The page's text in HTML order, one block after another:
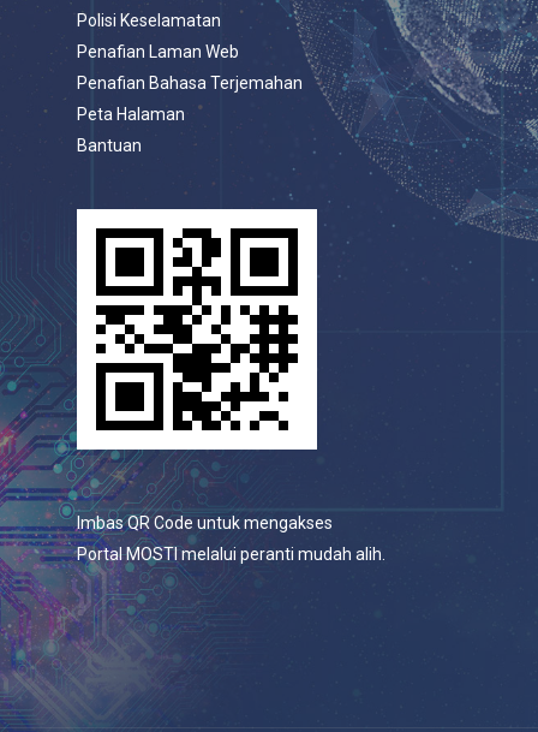
Polisi Keselamatan
Penafian Laman Web
Penafian Bahasa Terjemahan
Peta Halaman
Bantuan
Imbas QR Code untuk mengakses
Portal MOSTI melalui peranti mudah alih.